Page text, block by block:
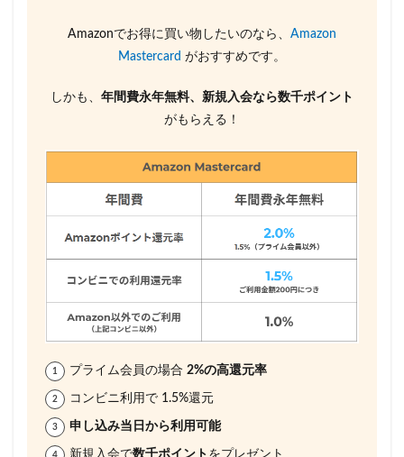
Amazonでお得に買い物したいのなら、 Amazon
Mastercard がおすすめです。
しかも、 年間費永年無料、新規入会なら数千ポイント
がもらえる！
プライム会員の場合 2%の高還元率
コンビニ利用で 1.5%還元
申し込み当日から利用可能
新規入会で数千ポイント をプレゼント